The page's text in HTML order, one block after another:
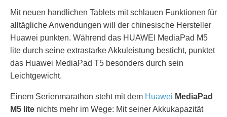
Mit neuen handlichen Tablets mit schlauen Funktionen für
alltägliche Anwendungen will der chinesische Hersteller
Huawei punkten. Während das HUAWEI MediaPad M5
lite durch seine extrastarke Akkuleistung besticht, punktet
das Huawei MediaPad T5 besonders durch sein
Leichtgewicht.
Einem Serienmarathon steht mit dem Huawei MediaPad
M5 lite nichts mehr im Wege: Mit seiner Akkukapazität